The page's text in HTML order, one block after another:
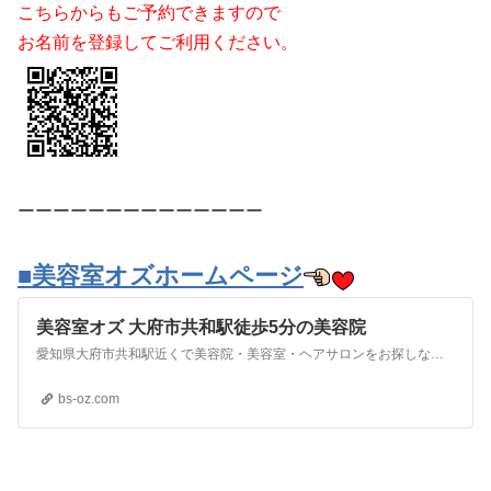
こちらからもご予約できますので
お名前を登録してご利用ください。
ーーーーーーーーーーーーーー
■美容室オズホームページ
美容室オズ 大府市共和駅徒歩5分の美容院
bs-oz.com